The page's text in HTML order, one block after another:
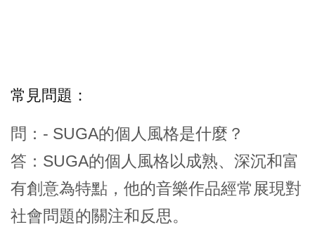
常見問題：
問：- SUGA的個人風格是什麼？
答：SUGA的個人風格以成熟、深沉和富
有創意為特點，他的音樂作品經常展現對
社會問題的關注和反思。